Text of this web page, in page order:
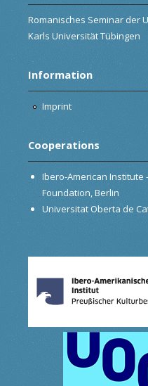
Romanisches Seminar der
Karls Universität Tübingen
Information
Imprint
Cooperations
Ibero-American Institute
Foundation, Berlin
Universitat Oberta de